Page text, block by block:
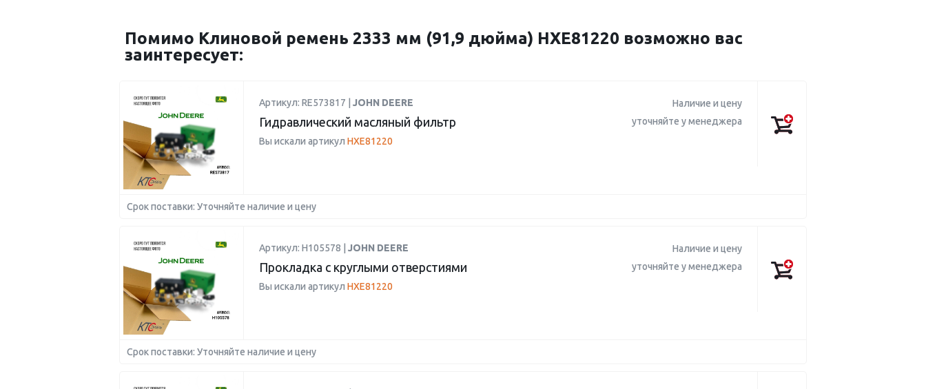
Помимо Клиновой ремень 2333 мм (91,9 дюйма) HXE81220 возможно вас
заинтересует:
Артикул: RE573817 | JOHN DEERE
Гидравлический масляный фильтр
Вы искали артикул HXE81220
Наличие и цену
уточняйте у менеджера
Срок поставки: Уточняйте наличие и цену
Артикул: H105578 | JOHN DEERE
Прокладка с круглыми отверстиями
Вы искали артикул HXE81220
Наличие и цену
уточняйте у менеджера
Срок поставки: Уточняйте наличие и цену